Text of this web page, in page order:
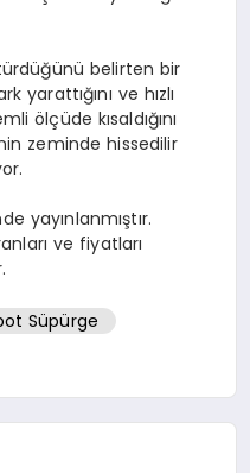
belirten bir
yarattığını ve hızlı
ölçüde kısaldığını
zeminde hissedilir
yayınlanmıştır.
ve fiyatları
Süpürge